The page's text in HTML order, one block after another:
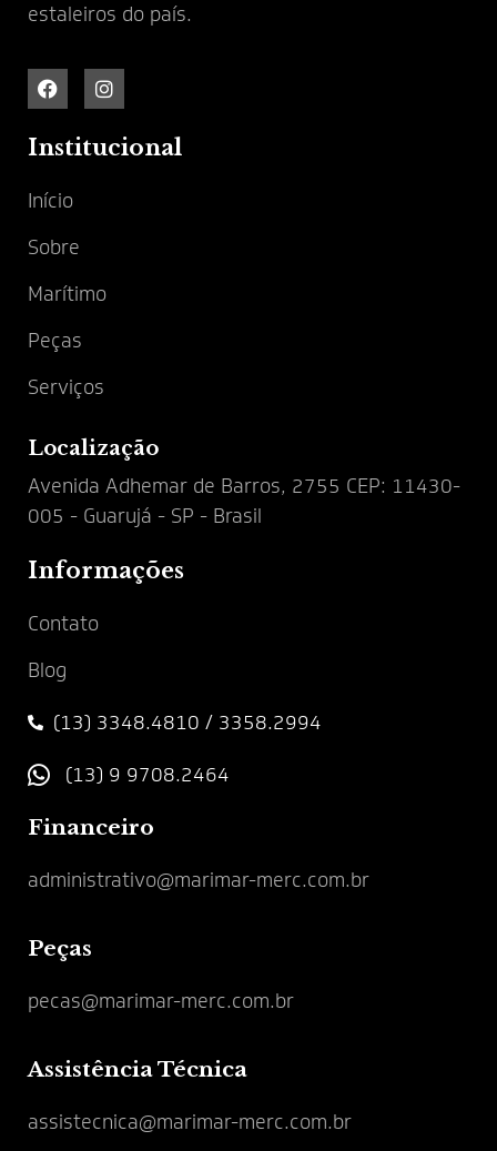
estaleiros do país.
Institucional
Início
Sobre
Marítimo
Peças
Serviços
Localização
Avenida Adhemar de Barros, 2755 CEP: 11430-
005 - Guarujá - SP - Brasil
Informações
Contato
Blog
(13) 3348.4810 / 3358.2994
(13) 9 9708.2464
Financeiro
administrativo@marimar-merc.com.br
Peças
pecas@marimar-merc.com.br
Assistência Técnica
assistecnica@marimar-merc.com.br